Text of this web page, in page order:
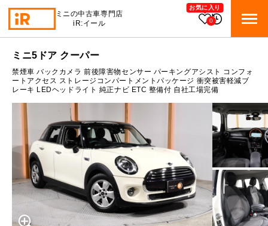
ミニの中古車専門店
iR:イール
お気に入り
0
ROVER MINI
TRADE 買取
TOP
iRの買取が他社よりも高い理由
売却手順
MAINTENANCE メンテナンス
TOP
BLOG & MEDIA ブログ＆メディア
営業時間
10:00～18:00
定休日
月曜日（祝日の場合は火曜日）
通常ローンの場合
月々支払額 1.9 万円
総支払額 304.2 万円
頭金 50 万円
支払回数 84 回
ボーナス支払回数/年 2 回
ミニ5ドア クーパー
禁煙車 バックカメラ 前後障害物センサー パーキングアシスト コンフォ
ートアクセス ストレージコンパートメントパッケージ 衝突被害軽減ブ
レーキ LEDヘッドライト 純正ナビ ETC 整備付 自社工場完備